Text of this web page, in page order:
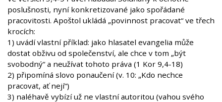
poslušnosti, nyní konkretizované jako spořádané
pracovitosti. Apoštol ukládá „povinnost pracovat“ ve třech
krocích:
1) uvádí vlastní příklad: jako hlasatel evangelia může
dostat obživu od společenství, ale chce v tom „být
svobodný“ a neužívat tohoto práva (1 Kor 9,4-18)
2) připomíná slovo ponaučení (v. 10: „Kdo nechce
pracovat, ať nejí“)
3) naléhavě vybízí už ne vlastní autoritou (vahou svého